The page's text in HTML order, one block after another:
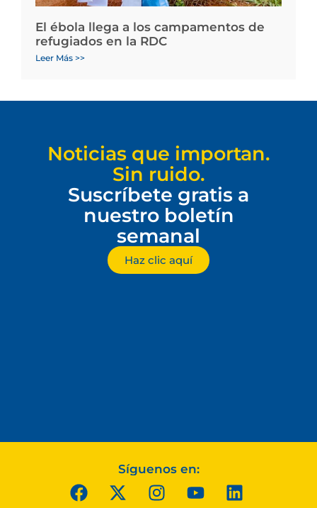
El ébola llega a los campamentos de
refugiados en la RDC
Leer Más >>
Noticias que importan.
Sin ruido.
Suscríbete gratis a
nuestro boletín
semanal
Haz clic aquí
Síguenos en: